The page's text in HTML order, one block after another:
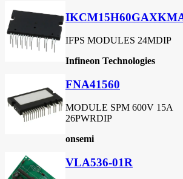
IFPS MODULES 24MDIP
Infineon Technologies
FNA41560
MODULE SPM 600V 15A
26PWRDIP
onsemi
VLA536-01R